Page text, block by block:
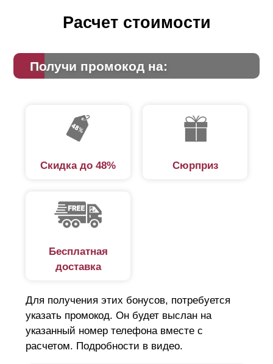
Расчет стоимости
Получи промокод на:
Скидка до 48% Сюрприз
Бесплатная
доставка
Для получения этих бонусов, потребуется
указать промокод. Он будет выслан на
указанный номер телефона вместе с
расчетом. Подробности в видео.